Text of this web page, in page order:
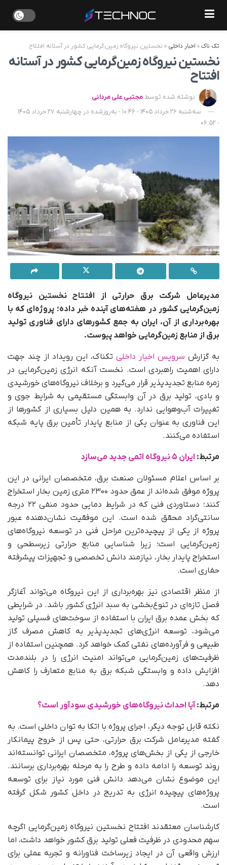
تک ناک» اخبار داخلی » نخستین نیروگاه زمین‌گرمایی کشور در آستانه افتتاح
نخستین نیروگاه زمین‌گرمایی کشور در آستانه
افتتاح
نوشته شده توسط مجتبی علی مردانی
سه‌شنبه 26 خرداد 1405 - 10:46 - به‌روزشده در چهارشنبه 27 خرداد 1405
- 06:52
مدیرعامل شرکت برق حرارتی از افتتاح نخستین نیروگاه
زمین‌گرمایی کشور در هفته‌های آینده خبر داده؛ پروژه‌ای که با
بهره‌برداری از آن، ایران به جمع کشورهای دارای فناوری تولید
برق از منابع زمین‌گرمایی خواهد پیوست.
به گزارش سرویس اخبار داخلی تکناک، این رویداد از چند جهت
دارای اهمیت راهبردی است. نخست آنکه انرژی زمین‌گرمایی در
زمره منابع تجدیدپذیر قرار می‌گیرد و برخلاف نیروگاه‌های خورشیدی
و بادی، تولید برق در آن وابستگی مستقیمی به شرایط جوی و
تغییرات آب‌وهوایی ندارد. به همین دلیل بسیاری از کشورها از
این فناوری به عنوان یکی از منابع پایدار تأمین برق پایه شبکه
استفاده می‌کنند.
مرتبط: ایران ۵ نیروگاه اتمی جدید می‌سازد
بر اساس اعلام مسئولان صنعت برق، متخصصان ایرانی در این
پروژه موفق شده‌اند از عمق حدود ۲۳۰۰ متری زمین بخار استخراج
کنند؛ دستاوردی فنی که در شرایط دمایی حدود منفی ۲۲ درجه
سانتی‌گراد محقق شده است. این موفقیت نشان‌دهنده عبور
پروژه از یکی از پیچیده‌ترین مراحل فنی در توسعه نیروگاه‌های
زمین‌گرمایی است؛ زیرا شناسایی منابع حرارتی زیرسطحی و
استخراج پایدار بخار، نیازمند دانش تخصصی و تجهیزات پیشرفته
حفاری است.
از منظر اقتصادی نیز بهره‌برداری از این نیروگاه می‌تواند آغازگر
فصل تازه‌ای در تنوع‌بخشی به سبد انرژی کشور باشد. در شرایطی
که بخش عمده برق ایران با استفاده از سوخت‌های فسیلی تولید
می‌شود، توسعه انرژی‌های تجدیدپذیر به کاهش مصرف گاز
طبیعی و فرآورده‌های نفتی کمک خواهد کرد. همچنین استفاده از
ظرفیت‌های زمین‌گرمایی می‌تواند امنیت انرژی را در بلندمدت
افزایش داده و وابستگی شبکه برق به منابع متعارف را کاهش
دهد.
مرتبط:آیا احداث نیروگاه‌های خورشیدی سودآور است؟
نکته قابل توجه دیگر، اجرای پروژه با اتکا به توان داخلی است. به
گفته مدیرعامل شرکت برق حرارتی، حتی پس از خروج پیمانکار
خارجی از یکی از بخش‌های پروژه، متخصصان ایرانی توانسته‌اند
روند توسعه را ادامه داده و طرح را به مرحله بهره‌برداری برسانند.
این موضوع نشان می‌دهد دانش فنی مورد نیاز برای توسعه
پروژه‌های پیچیده انرژی به تدریج در داخل کشور شکل گرفته
است.
کارشناسان معتقدند افتتاح نخستین نیروگاه زمین‌گرمایی اگرچه
سهم محدودی در ظرفیت فعلی تولید برق کشور خواهد داشت، اما
ارزش واقعی آن در ایجاد زیرساخت فناورانه و تجربه عملی برای